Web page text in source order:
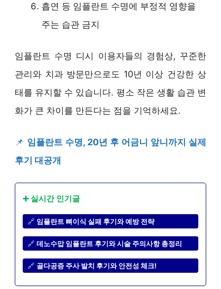
흡연 등 임플란트 수명에 부정적 영향을
주는 습관 금지
임플란트 수명 디시 이용자들의 경험상, 꾸준한
관리와 치과 방문만으로도 10년 이상 건강한 상
태를 유지할 수 있습니다. 평소 작은 생활 습관 변
화가 큰 차이를 만든다는 점을 기억하세요.
📌 임플란트 수명, 20년 후 어금니 앞니까지 실제
후기 대공개
➕ 실시간 인기글
🔗 임플란트 뼈이식 실패 후기와 예방 전략
🔗 데노수맙 임플란트 후기와 시술 주의사항 총정리
🔗 골다공증 주사 발치 후기와 안전성 체크!